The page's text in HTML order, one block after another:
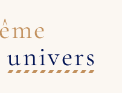
univers